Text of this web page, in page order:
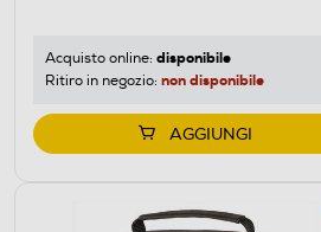
Acquisto online: disponibile
Ritiro in negozio: non disponibile
AGGIUNGI